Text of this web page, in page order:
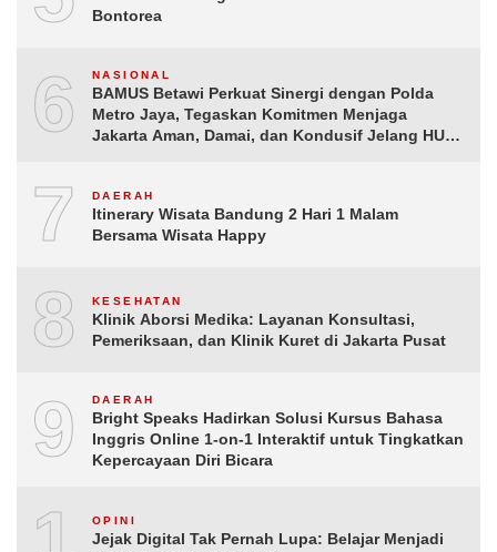
Bontorea
6 NASIONAL
BAMUS Betawi Perkuat Sinergi dengan Polda
Metro Jaya, Tegaskan Komitmen Menjaga
Jakarta Aman, Damai, dan Kondusif Jelang HUT
7 DAERAH
Itinerary Wisata Bandung 2 Hari 1 Malam
Bersama Wisata Happy
8 KESEHATAN
Klinik Aborsi Medika: Layanan Konsultasi,
Pemeriksaan, dan Klinik Kuret di Jakarta Pusat
9 DAERAH
Bright Speaks Hadirkan Solusi Kursus Bahasa
Inggris Online 1-on-1 Interaktif untuk Tingkatkan
Kepercayaan Diri Bicara
OPINI
Jejak Digital Tak Pernah Lupa: Belajar Menjadi